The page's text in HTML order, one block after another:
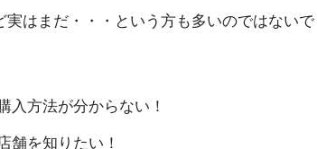
はまだ・・・という方も多いのではないで
入方法が分からない！
舗を知りたい！